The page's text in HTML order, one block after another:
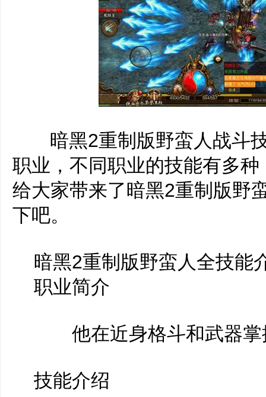
暗黑2重制版野蛮人战斗技
职业，不同职业的技能有多
给大家带来了暗黑2重制版野
下吧。
暗黑2重制版野蛮人全技能
职业简介
他在近身格斗和武器掌
技能介绍